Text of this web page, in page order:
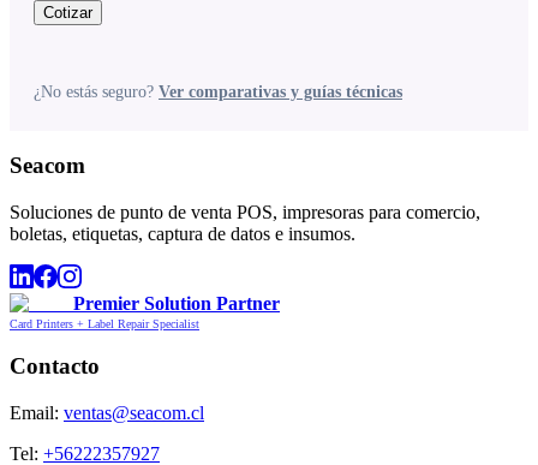
Cotizar
¿No estás seguro? Ver comparativas y guías técnicas
Seacom
Soluciones de punto de venta POS, impresoras para comercio,
boletas, etiquetas, captura de datos e insumos.
Premier Solution Partner
Card Printers + Label Repair Specialist
Contacto
Email: ventas@seacom.cl
Tel: +56222357927